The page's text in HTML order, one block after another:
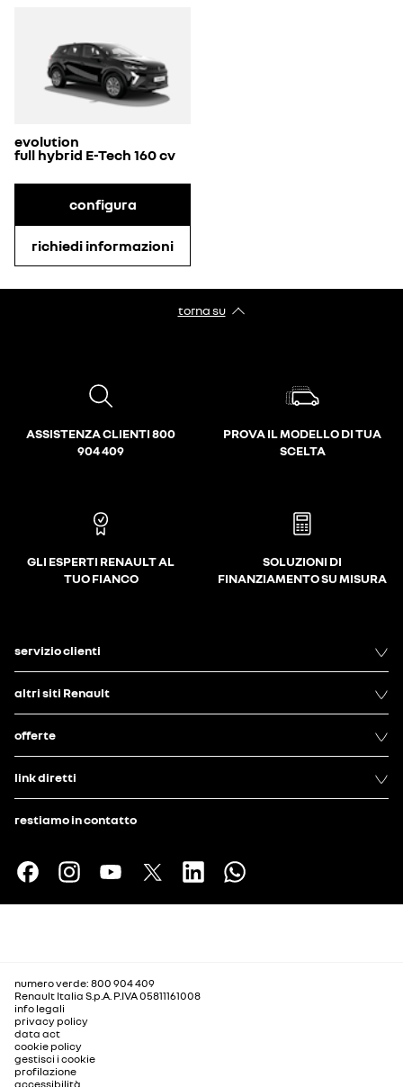
evolution
full hybrid E-Tech 160 cv
configura
richiedi informazioni
torna su
ASSISTENZA CLIENTI 800
904 409
PROVA IL MODELLO DI TUA
SCELTA
GLI ESPERTI RENAULT AL
TUO FIANCO
SOLUZIONI DI
FINANZIAMENTO SU MISURA
servizio clienti
altri siti Renault
offerte
link diretti
restiamo in contatto
numero verde: 800 904 409
Renault Italia S.p.A. P.IVA 05811161008
info legali
privacy policy
data act
cookie policy
gestisci i cookie
profilazione
accessibilità